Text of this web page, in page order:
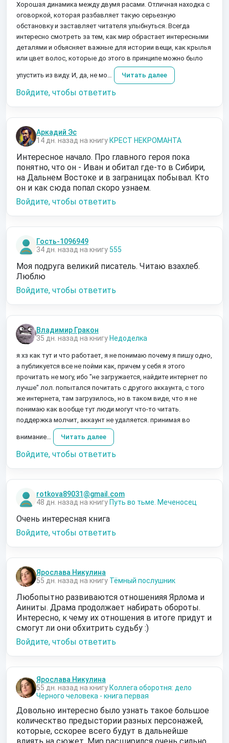
Хорошая динамика между двумя расами. Отличная находка с
оговоркой, которая разбавляет такую серьезную
обстановку и заставляет читателя улыбнуться. Всегда
интересно смотреть за тем, как мир обрастает интересными
деталями и объясняет важные для истории вещи, как крылья
или цвет волос, которые до этого в принципе можно было
упустить из виду. И, да, не мо… Читать далее
Войдите, чтобы ответить
Аркадий Эс
14 дн. назад на книгу КРЕСТ НЕКРОМАНТА
Интересное начало. Про главного героя пока
понятно, что он - Иван и обитал где-то в Сибири,
на Дальнем Востоке и в заграницах побывал. Кто
он и как сюда попал скоро узнаем.
Войдите, чтобы ответить
Гость-1096949
34 дн. назад на книгу 555
Моя подруга великий писатель. Читаю взахлеб.
Люблю
Войдите, чтобы ответить
Владимир Гракон
35 дн. назад на книгу Недоделка
я хз как тут и что работает, я не понимаю почему я пишу одно,
а публикуется все не пойми как, причем у себя я этого
прочитать не могу, ибо "не загружается, найдите интернет по
лучше" лол. попытался почитать с другого аккаунта, с того
же интернета, там загрузилось, но в таком виде, что я не
понимаю как вообще тут люди могут что-то читать.
поддержка молчит, аккаунт не удаляется. принимая во
внимание… Читать далее
Войдите, чтобы ответить
rotkova89031@gmail.com
48 дн. назад на книгу Путь во тьме. Меченосец
Очень интересная книга
Войдите, чтобы ответить
Ярослава Никулина
55 дн. назад на книгу Тёмный послушник
Любопытно развиваются отношенияя Ярлома и
Аиниты. Драма продолжает набирать обороты.
Интересно, к чему их отношения в итоге придут и
смогут ли они обхитрить судьбу :)
Войдите, чтобы ответить
Ярослава Никулина
55 дн. назад на книгу Коллега оборотня: дело
Черного человека - книга первая
Довольно интересно было узнать такое большое
колическтво предыстории разных персонажей,
которые, сскорее всего будут в дальнейше